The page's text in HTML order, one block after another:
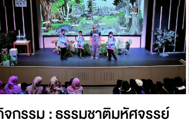
กรรม : ธรรมชาติมหัศจรรย์